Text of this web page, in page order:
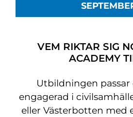
VEM RIKTAR SIG
ACADEMY
Utbildningen passar
engagerad i
eller Västerbotten med